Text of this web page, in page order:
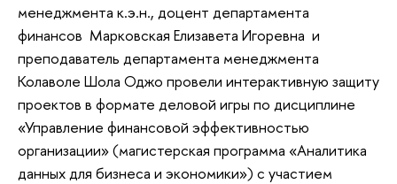
менеджмента к.э.н., доцент департамента
финансов Марковская Елизавета Игоревна и
преподаватель департамента менеджмента
Колаволе Шола Оджо провели интерактивную защиту
проектов в формате деловой игры по дисциплине
«Управление финансовой эффективностью
организации» (магистерская программа «Аналитика
данных для бизнеса и экономики») с участием